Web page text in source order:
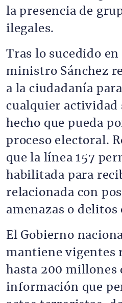
la presencia de
ilegales.
Tras lo sucedido
ministro Sánchez
a la ciudadanía
cualquier actividad
hecho que pueda
proceso electoral.
que la línea 157
habilitada para
relacionada con
amenazas o delitos
El Gobierno
mantiene vigentes
hasta 200 millones
información que